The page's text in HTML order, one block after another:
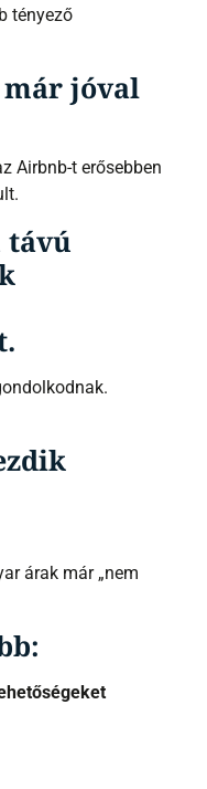
tényező
már jóval
Airbnb-t erősebben
távú
árak már „nem